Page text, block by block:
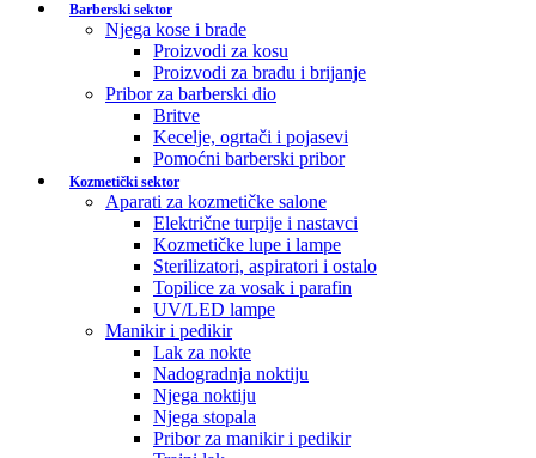
Barberski sektor
Njega kose i brade
Proizvodi za kosu
Proizvodi za bradu i brijanje
Pribor za barberski dio
Britve
Kecelje, ogrtači i pojasevi
Pomoćni barberski pribor
Kozmetički sektor
Aparati za kozmetičke salone
Električne turpije i nastavci
Kozmetičke lupe i lampe
Sterilizatori, aspiratori i ostalo
Topilice za vosak i parafin
UV/LED lampe
Manikir i pedikir
Lak za nokte
Nadogradnja noktiju
Njega noktiju
Njega stopala
Pribor za manikir i pedikir